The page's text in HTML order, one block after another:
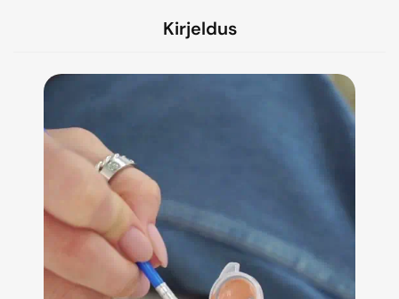
Kirjeldus